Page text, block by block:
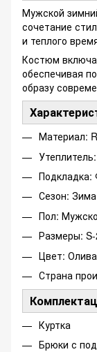
Мужской
сочетание
и теплого
Костюм
обеспечивая
образу
Материал:
Подкладка:
Сезон: Зима
Пол:
Размеры:
Цвет: Олива
Страна
Куртка
Брюки с